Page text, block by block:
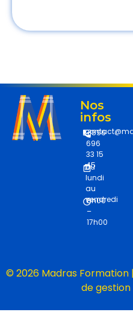
Nos
infos
+596
696
33 15
45
Du
lundi
au
vendredi
8h00
–
17h00
© 2026 Madras Formation |
de